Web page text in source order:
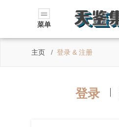
菜单
主页 登录 & 注册
登录